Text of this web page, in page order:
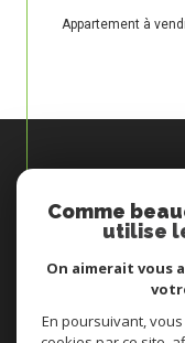
Appartement à
Comme
utilise
On aimerait vous
En poursuivant,